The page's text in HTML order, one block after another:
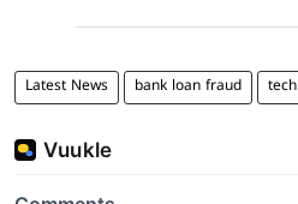
Latest News bank loan fraud